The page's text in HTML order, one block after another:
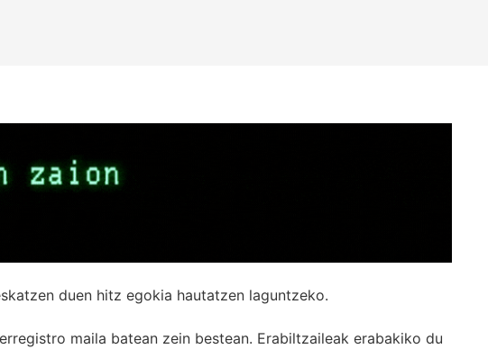
duen hitz egokia hautatzen laguntzeko.
maila batean zein bestean. Erabiltzaileak erabakiko du